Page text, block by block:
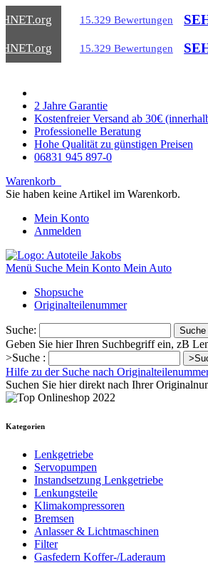
.org 15.329 Bewertungen
.org 15.329 Bewertungen
2 Jahre Garantie
Kostenfreier Versand ab 30€
Professionelle Beratung
Hohe Qualität zu günstigen Preisen
06831 945 897-0
Warenkorb
Sie haben keine Artikel im Warenkorb.
Mein Konto
Anmelden
Menü Suche Mein Konto Mein Auto
Shopsuche
Originalteilenummer
Suche: Suche
Geben Sie hier Ihren Suchbegriff ein, zB
>Suche :
Hilfe zu der Suche nach
Suchen Sie hier direkt nach Ihrer
Kategorien
Lenkgetriebe
Servopumpen
Instandsetzung Lenkgetriebe
Lenkungsteile
Klimakompressoren
Bremsen
Anlasser & Lichtmaschinen
Filter
Gasfedern Koffer-/Laderaum